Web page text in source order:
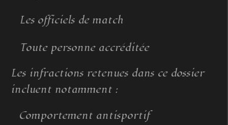
Les officiels de match
Toute personne accréditée
Les infractions retenues dans ce dossier
incluent notamment :
Comportement antisportif